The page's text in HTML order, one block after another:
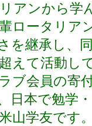
アンから学
ロータリア
を継承し、
えて活動し
ブ会員の寄
日本で勉学
山学友です